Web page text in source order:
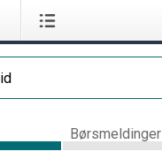
Børsmeldinger